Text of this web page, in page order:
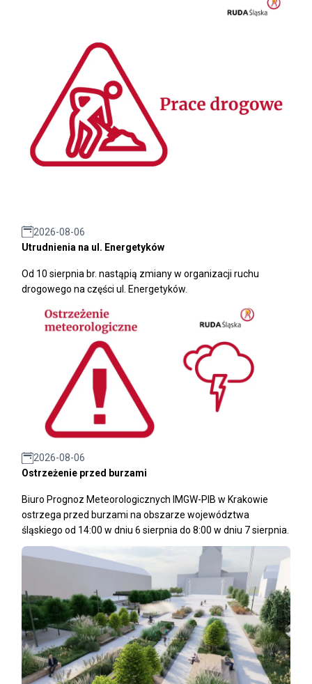
2026-08-06
Utrudnienia na ul. Energetyków
Od 10 sierpnia br. nastąpią zmiany w organizacji ruchu
drogowego na części ul. Energetyków.
2026-08-06
Ostrzeżenie przed burzami
Biuro Prognoz Meteorologicznych IMGW-PIB w Krakowie
ostrzega przed burzami na obszarze województwa
śląskiego od 14:00 w dniu 6 sierpnia do 8:00 w dniu 7 sierpnia.